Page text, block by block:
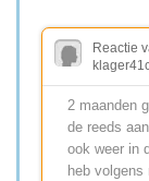
Reactie
2 maanden
de reeds
ook weer in
heb